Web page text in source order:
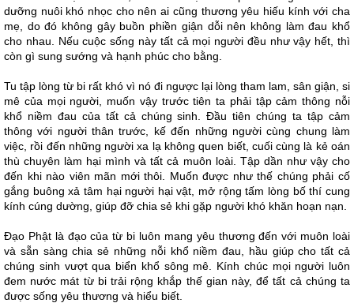
dưỡng nuôi khó nhọc cho nên ai cũng thương yêu hiếu kính với cha
mẹ, do đó không gây buồn phiền giận dỗi nên không làm đau khổ
cho nhau. Nếu cuộc sống này tất cả mọi người đều như vậy hết, thì
còn gì sung sướng và hạnh phúc cho bằng.
Tu tập lòng từ bi rất khó vì nó đi ngược lại lòng tham lam, sân giận, si
mê của mọi người, muốn vậy trước tiên ta phải tập cảm thông nỗi
khổ niềm đau của tất cả chúng sinh. Đầu tiên chúng ta tập cảm
thông với người thân trước, kế đến những người cùng chung làm
việc, rồi đến những người xa lạ không quen biết, cuối cùng là kẻ oán
thù chuyên làm hại mình và tất cả muôn loài. Tập dần như vậy cho
đến khi nào viên mãn mới thôi. Muốn được như thế chúng phải cố
gắng buông xả tâm hại người hại vật, mở rộng tấm lòng bố thí cung
kính cúng dường, giúp đỡ chia sẻ khi gặp người khó khăn hoạn nạn.
Đạo Phật là đạo của từ bi luôn mang yêu thương đến với muôn loài
và sẵn sàng chia sẻ những nỗi khổ niềm đau, hầu giúp cho tất cả
chúng sinh vượt qua biển khổ sông mê. Kính chúc mọi người luôn
đem nước mát từ bi trải rộng khắp thế gian này, để tất cả chúng ta
được sống yêu thương và hiểu biết.